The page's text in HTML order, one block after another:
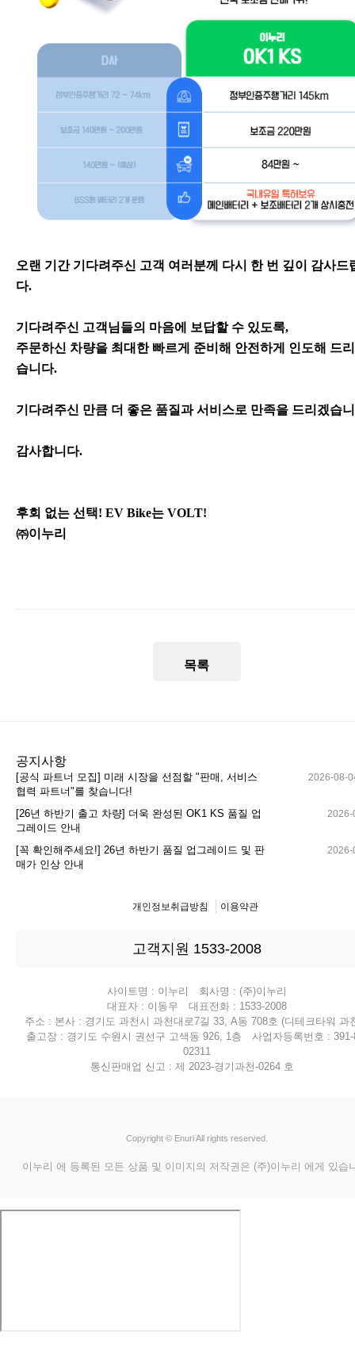
오랜 기간 기다려주신 고객 여러분께 다시 한 번 깊이 감사드
다.
기다려주신 고객님들의 마음에 보답할 수 있도록,
주문하신 차량을 최대한 빠르게 준비해 안전하게 인도해 드
습니다.
기다려주신 만큼 더 좋은 품질과 서비스로 만족을 드리겠습
감사합니다.
후회 없는 선택! EV Bike는 VOLT!
㈜이누리
목록
공지사항
[공식 파트너 모집] 미래 시장을 선점할 "판매, 서비스
협력 파트너"를 찾습니다!
2026-08-
[26년 하반기 출고 차량] 더욱 완성된 OK1 KS 품질 업
그레이드 안내
2026-
[꼭 확인해주세요!] 26년 하반기 품질 업그레이드 및 판
매가 인상 안내
2026-
개인정보취급방침 이용약관
고객지원 1533-2008
사이트명 : 이누리 회사명 : (주)이누리
대표자 : 이동우 대표전화 : 1533-2008
주소 : 본사 : 경기도 과천시 과천대로7길 33, A동 708호 (디테크타워 과
출고장 : 경기도 수원시 권선구 고색동 926, 1층 사업자등록번호 : 391-
02311
통신판매업 신고 : 제 2023-경기과천-0264 호
Copyright © Enuri All rights reserved.
이누리 에 등록된 모든 상품 및 이미지의 저작권은 (주)이누리 에게 있습